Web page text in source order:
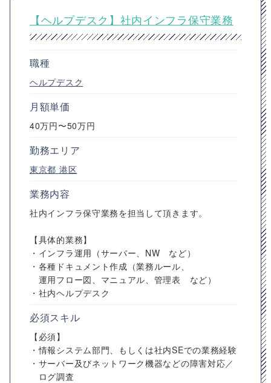
【ヘルプデスク】社内インフラ保守業務
職種
ヘルプデスク
月額単価
40万円〜50万円
勤務エリア
東京都 港区
業務内容
社内インフラ保守業務を担当して頂きます。
【具体的業務】
・インフラ運用（サーバー、NW など）
・各種ドキュメント作成（業務ルール、
運用フロー図、マニュアル、管理表 など）
・社内ヘルプデスク
必須スキル
【必須】
・情報システム部門、もしくは社内SEでの業務経験
・サーバー及びネットワーク機器などの障害対応／
ログ調査